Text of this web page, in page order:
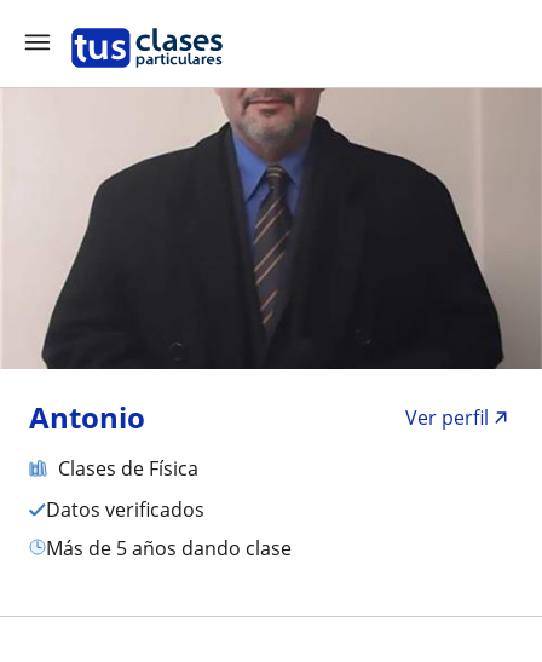
Antonio
Ver perfil
Clases de Física
Datos verificados
más de 5 años dando clase